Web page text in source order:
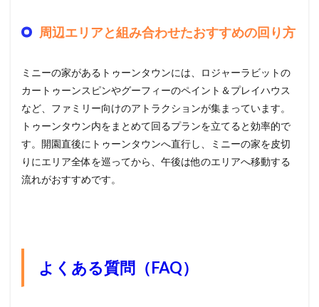
周辺エリアと組み合わせたおすすめの回り方
ミニーの家があるトゥーンタウンには、ロジャーラビットの
カートゥーンスピンやグーフィーのペイント＆プレイハウス
など、ファミリー向けのアトラクションが集まっています。
トゥーンタウン内をまとめて回るプランを立てると効率的で
す。開園直後にトゥーンタウンへ直行し、ミニーの家を皮切
りにエリア全体を巡ってから、午後は他のエリアへ移動する
流れがおすすめです。
よくある質問（FAQ）